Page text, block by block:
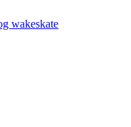
wakeskate